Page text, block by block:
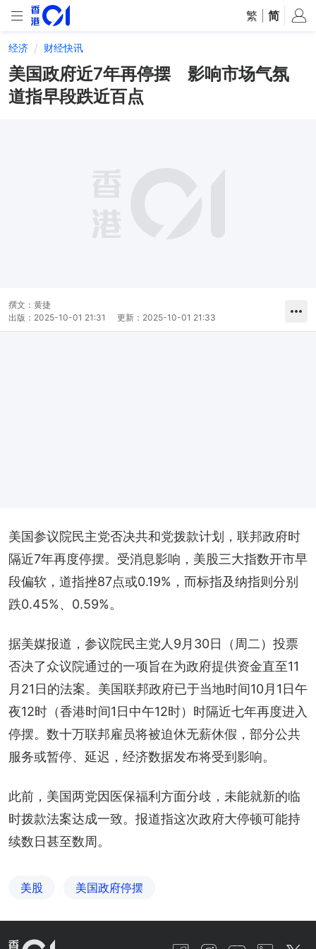
繁 简
经济 财经快讯
美国政府近7年再停摆 影响市场气氛
道指早段跌近百点
撰文： 黄捷
出版： 2025-10-01 21:31 更新： 2025-10-01 21:33
美国参议院民主党否决共和党拨款计划，联邦政府时
隔近7年再度停摆。受消息影响，美股三大指数开市早
段偏软，道指挫87点或0.19%，而标指及纳指则分别
跌0.45%、0.59%。
据美媒报道，参议院民主党人9月30日（周二）投票
否决了众议院通过的一项旨在为政府提供资金直至11
月21日的法案。美国联邦政府已于当地时间10月1日午
夜12时（香港时间1日中午12时）时隔近七年再度进入
停摆。数十万联邦雇员将被迫休无薪休假，部分公共
服务或暂停、延迟，经济数据发布将受到影响。
此前，美国两党因医保福利方面分歧，未能就新的临
时拨款法案达成一致。报道指这次政府大停顿可能持
续数日甚至数周。
美股 美国政府停摆